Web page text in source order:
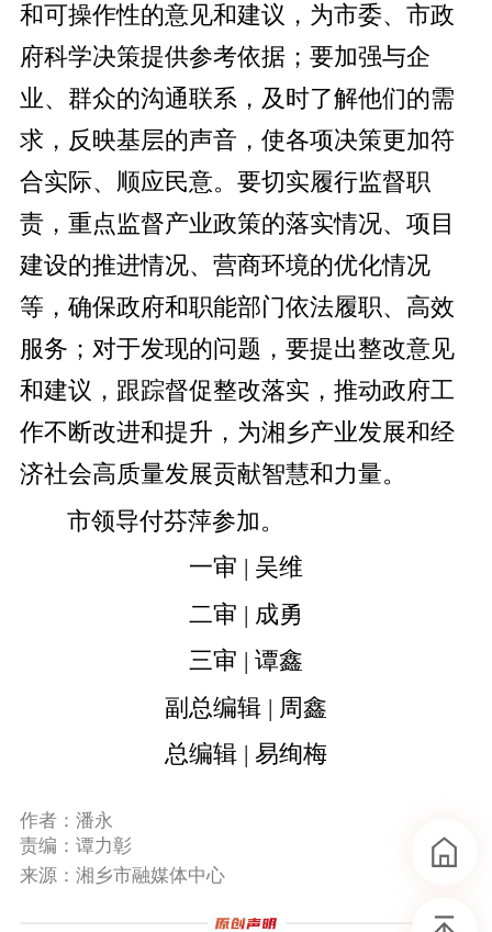
和可操作性的意见和建议，为市委、市政
府科学决策提供参考依据；要加强与企
业、群众的沟通联系，及时了解他们的需
求，反映基层的声音，使各项决策更加符
合实际、顺应民意。要切实履行监督职
责，重点监督产业政策的落实情况、项目
建设的推进情况、营商环境的优化情况
等，确保政府和职能部门依法履职、高效
服务；对于发现的问题，要提出整改意见
和建议，跟踪督促整改落实，推动政府工
作不断改进和提升，为湘乡产业发展和经
济社会高质量发展贡献智慧和力量。
市领导付芬萍参加。
一审 | 吴维
二审 | 成勇
三审 | 谭鑫
副总编辑 | 周鑫
总编辑 | 易绚梅
作者：潘永
责编：谭力彰
来源：湘乡市融媒体中心